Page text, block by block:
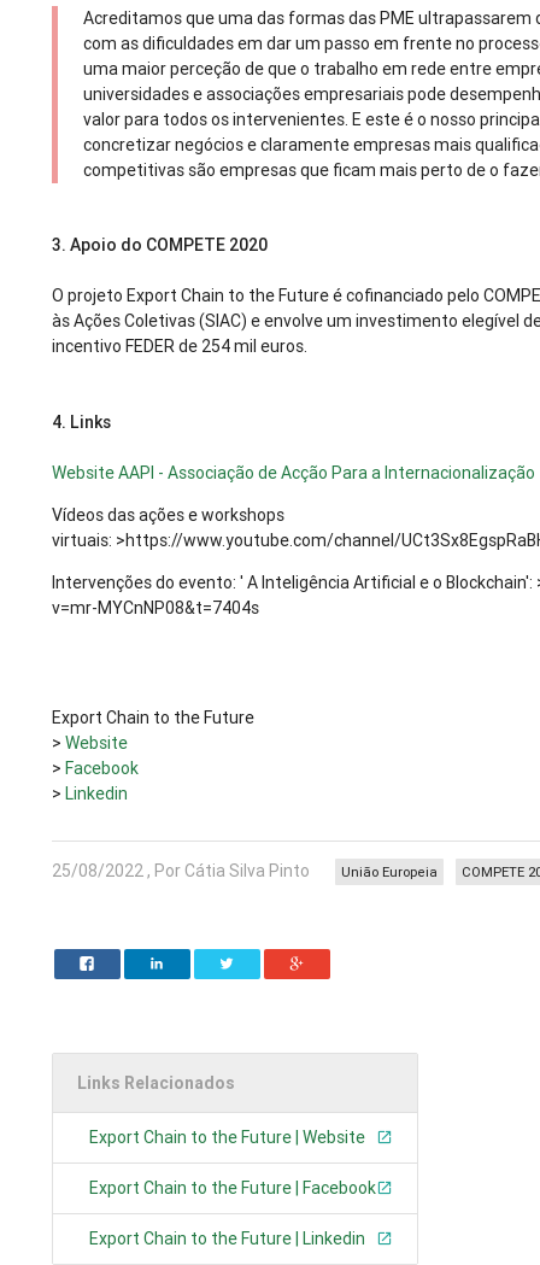
Acreditamos que uma das formas das PME
com as dificuldades em dar um passo em frente no
uma maior perceção de que o trabalho em rede entre
universidades e associações empresariais pode
valor para todos os intervenientes. E este é o nosso
concretizar negócios e claramente empresas mais
competitivas são empresas que ficam mais perto de o
3. Apoio do COMPETE 2020
O projeto Export Chain to the Future é cofinanciado pelo
às Ações Coletivas (SIAC) e envolve um investimento elegível
incentivo FEDER de 254 mil euros.
4. Links
Website AAPI - Associação de Acção Para a Internacionalização
Vídeos das ações e workshops
virtuais: >https://www.youtube.com/channel/
Intervenções do evento: ' A Inteligência Artificial e o
v=mr-MYCnNP08&t=7404s
Export Chain to the Future
>Website
> Facebook
> Linkedin
25/08/2022 , Por Cátia Silva Pinto COMPETE
União Europeia
Links Relacionados
Export Chain to the Future | Website
Export Chain to the Future | Facebook
Export Chain to the Future | Linkedin